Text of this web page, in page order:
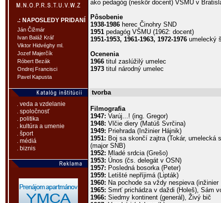
.: NAPOSLEDY PRIDANÍ
Ján Čižmár
Ivan Baláž Kráľ
Viktor Hidvéghy ml.
Jozef Majerčík
Róbert Bezák
Ondrej Francisci
Pavel Kapusta
. veda a vzdelanie
. spoločnosť
. politika
. kultúra a umenie
. šport
. médiá
. biznis
ako pedagóg (neskôr docent) VŠMU v
Pôsobenie
1938-1986 herec Činohry SND
1951 pedagóg VŠMU (1962: docent)
1951-1953, 1961-1963, 1972-1976 umelecký
Ocenenia
1966 titul zaslúžilý umelec
1973 titul národný umelec
tvorba
Filmografia
1947: Varúj...! (ing. Gregor)
1948: Vlčie diery (Matúš Svrčina)
1949: Priehrada (Inžinier Hájnik)
1951: Boj sa skončí zajtra (Tokár, umelecká
(major SNB)
1952: Mladé srdcia (Grešo)
1953: Únos (čs. delegát v OSN)
1957: Posledná bosorka (Peter)
1959: Letišté nepříjimá (Lipták)
1960: Na pochode sa vždy nespieva (inžinier
1965: Smrť prichádza v daždi (Holeš), Sám
1966: Siedmy kontinent (generál), Živý bič